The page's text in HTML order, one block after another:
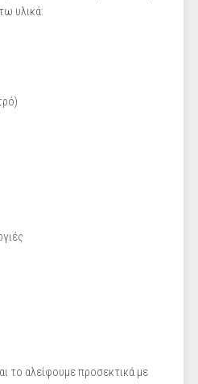
υλικά:
το αλείφουμε προσεκτικά με